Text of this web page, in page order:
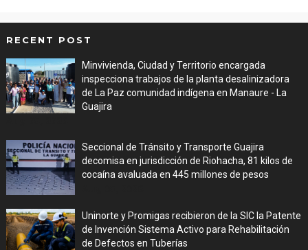
RECENT POST
Minvivienda, Ciudad y Territorio encargada
inspecciona trabajos de la planta desalinizadora
de La Paz comunidad indígena en Manaure - La
Guajira
Seccional de Tránsito y Transporte Guajira
decomisa en jurisdicción de Riohacha, 81 kilos de
cocaína avaluada en 445 millones de pesos
Uninorte y Promigas recibieron de la SIC la Patente
de Invención Sistema Activo para Rehabilitación
de Defectos en Tuberías